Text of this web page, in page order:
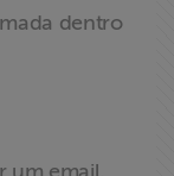
dentro